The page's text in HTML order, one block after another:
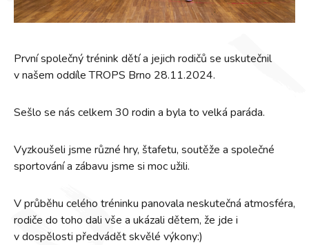
První společný trénink dětí a jejich rodičů se uskutečnil
v našem oddíle TROPS Brno 28.11.2024.
Sešlo se nás celkem 30 rodin a byla to velká paráda.
Vyzkoušeli jsme různé hry, štafetu, soutěže a společné
sportování a zábavu jsme si moc užili.
V průběhu celého tréninku panovala neskutečná atmosféra,
rodiče do toho dali vše a ukázali dětem, že jde i
v dospělosti předvádět skvělé výkony:)